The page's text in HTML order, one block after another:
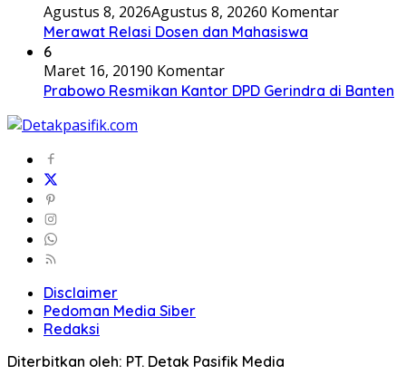
Agustus 8, 2026Agustus 8, 20260 Komentar
Merawat Relasi Dosen dan Mahasiswa
6
Maret 16, 20190 Komentar
Prabowo Resmikan Kantor DPD Gerindra di Banten
Disclaimer
Pedoman Media Siber
Redaksi
Diterbitkan oleh: PT. Detak Pasifik Media